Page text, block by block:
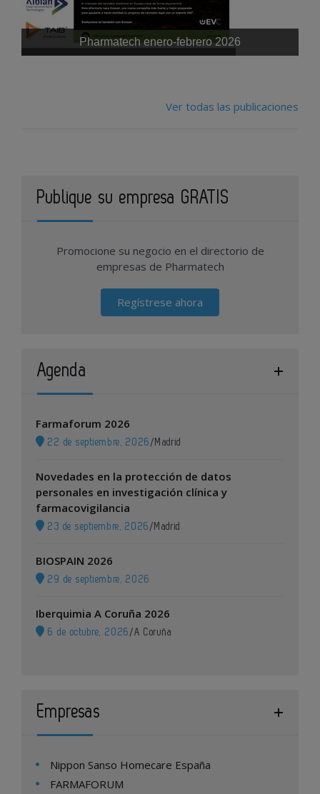
Pharmatech enero-febrero 2026
Ver todas las publicaciones
Publique su empresa GRATIS
Promocione su negocio en el directorio de
empresas de Pharmatech
Regístrese ahora
Agenda
Farmaforum 2026
22 de septiembre, 2026 / Madrid
Novedades en la protección de datos
personales en investigación clínica y
farmacovigilancia
23 de septiembre, 2026 / Madrid
BIOSPAIN 2026
29 de septiembre, 2026
Iberquimia A Coruña 2026
6 de octubre, 2026 /A Coruña
Empresas
Nippon Sanso Homecare España
FARMAFORUM